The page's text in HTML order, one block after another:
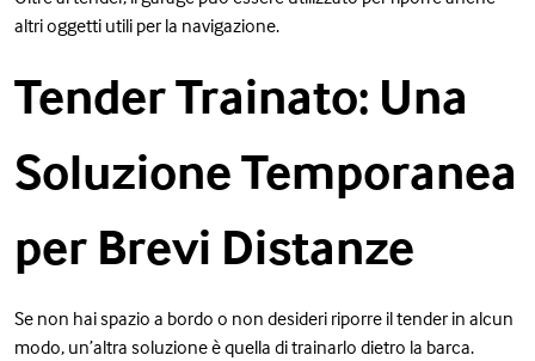
altri oggetti utili per la navigazione.
Tender Trainato: Una
Soluzione Temporanea
per Brevi Distanze
Se non hai spazio a bordo o non desideri riporre il tender in alcun
modo, un’altra soluzione è quella di trainarlo dietro la barca.